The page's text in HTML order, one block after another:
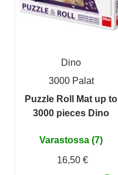
Dino
3000 Palat
Puzzle Roll Mat up to
3000 pieces Dino
Varastossa (7)
16,50 €